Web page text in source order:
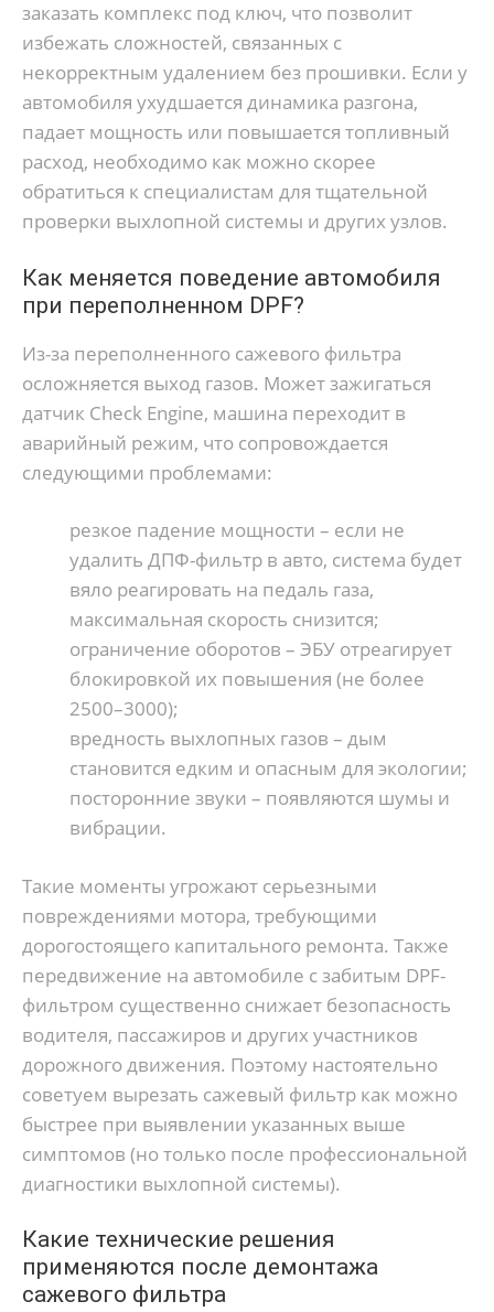
заказать комплекс под ключ, что позволит
избежать сложностей, связанных с
некорректным удалением без прошивки. Если у
автомобиля ухудшается динамика разгона,
падает мощность или повышается топливный
расход, необходимо как можно скорее
обратиться к специалистам для тщательной
проверки выхлопной системы и других узлов.
Как меняется поведение автомобиля
при переполненном DPF?
Из-за переполненного сажевого фильтра
осложняется выход газов. Может зажигаться
датчик Check Engine, машина переходит в
аварийный режим, что сопровождается
следующими проблемами:
резкое падение мощности – если не
удалить ДПФ-фильтр в авто, система будет
вяло реагировать на педаль газа,
максимальная скорость снизится;
ограничение оборотов – ЭБУ отреагирует
блокировкой их повышения (не более
2500–3000);
вредность выхлопных газов – дым
становится едким и опасным для экологии;
посторонние звуки – появляются шумы и
вибрации.
Такие моменты угрожают серьезными
повреждениями мотора, требующими
дорогостоящего капитального ремонта. Также
передвижение на автомобиле с забитым DPF-
фильтром существенно снижает безопасность
водителя, пассажиров и других участников
дорожного движения. Поэтому настоятельно
советуем вырезать сажевый фильтр как можно
быстрее при выявлении указанных выше
симптомов (но только после профессиональной
диагностики выхлопной системы).
Какие технические решения
применяются после демонтажа
сажевого фильтра